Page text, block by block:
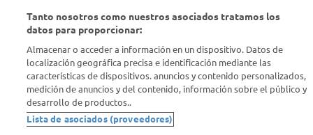
Conocenos
Info útil
Comprá Online
Tanto nosotros como nuestros asociados tratamos los
datos para proporcionar:
Almacenar o acceder a información en un dispositivo. Datos de
localización geográfica precisa e identificación mediante las
características de dispositivos. anuncios y contenido personalizados,
medición de anuncios y del contenido, información sobre el público y
desarrollo de productos..
Lista de asociados (proveedores)